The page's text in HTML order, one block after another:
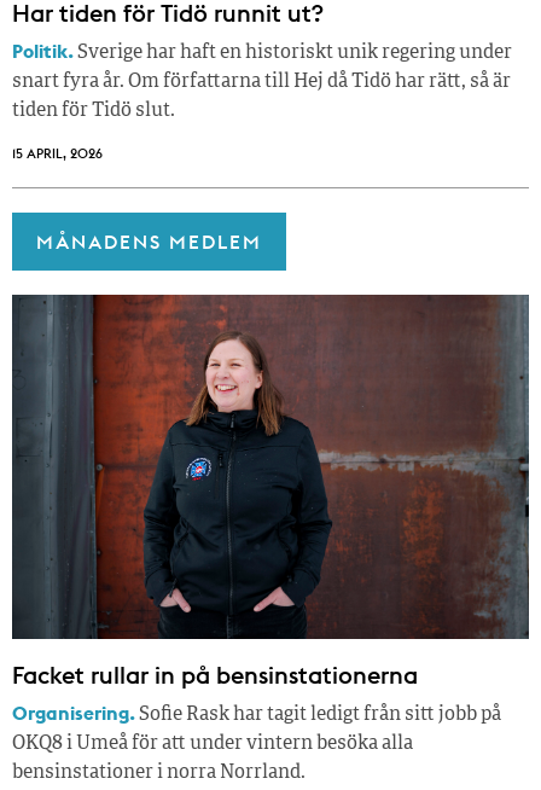
Har tiden för Tidö runnit ut?
Politik.Sverige har haft en historiskt unik regering under
snart fyra år. Om författarna till Hej då Tidö har rätt, så är
tiden för Tidö slut.
15 APRIL, 2026
MÅNADENS MEDLEM
Facket rullar in på bensinstationerna
Organisering.Sofie Rask har tagit ledigt från sitt jobb på
OKQ8 i Umeå för att under vintern besöka alla
bensinstationer i norra Norrland.